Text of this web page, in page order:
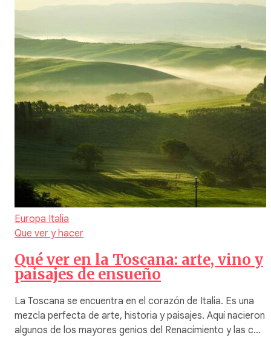
Europa Italia
Que ver y hacer
Qué ver en la Toscana: arte, vino y
paisajes de ensueño
La Toscana se encuentra en el corazón de Italia. Es una
mezcla perfecta de arte, historia y paisajes. Aquí nacieron
algunos de los mayores genios del Renacimiento y las c…